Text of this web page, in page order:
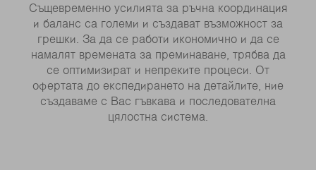
Същевременно усилията за ръчна координация
и баланс са големи и създават възможност за
грешки. За да се работи икономично и да се
намалят времената за преминаване, трябва да
се оптимизират и непреките процеси. От
офертата до експедирането на детайлите, ние
създаваме с Вас гъвкава и последователна
цялостна система.